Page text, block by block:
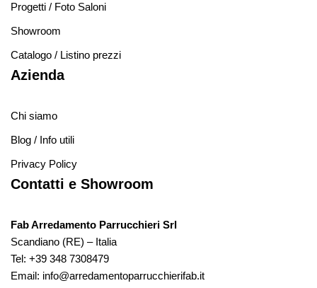
Progetti / Foto Saloni
Showroom
Catalogo / Listino prezzi
Azienda
Chi siamo
Blog / Info utili
Privacy Policy
Contatti e Showroom
Fab Arredamento Parrucchieri Srl
Scandiano (RE) – Italia
Tel: +39 348 7308479
Email: info@arredamentoparrucchierifab.it